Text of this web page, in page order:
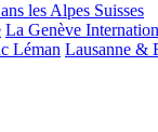
les Alpes Suisses
La Genève
Léman Lausanne &